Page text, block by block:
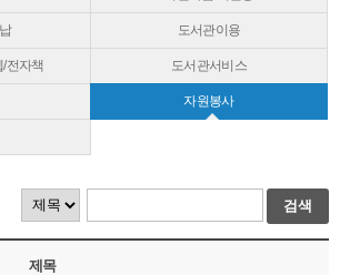
도서관이용
전자책 도서관서비스
자원봉사
검색
제목